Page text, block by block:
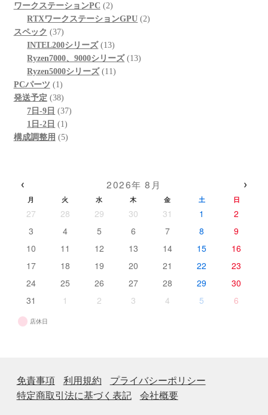
品
商
品
の
商
個
の
品
ワークステーションPC 22
個
商
品
RTXワークステーションGPU 22
スペック 3737
個
の
商
品
INTEL200シリーズ 1313
個
の
Ryzen7000、9000シリーズ 1313
Ryzen5000シリーズ 1111
PCパーツ 11
個
の
商
品
発送予定 3838
個
の
商
7日-9日 3737
1日-2日 11
個
構成調整用 55
‹ 2026年 8月 ›
月 火 水 木 金 土 日
27 28 29 30 31 1
2
3
4 5 6 7 8
9
10
11 12 13 14 15
16
17
18 19 20 21 22
23
24
25 26 27 28 29
30
31
1 2 3 4 5 6
店休日
免責事項 利用規約
プライバシーポリシー
特定商取引法に基づく表記
会社概要